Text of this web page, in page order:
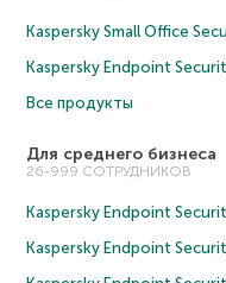
Kaspersky Small Office
Kaspersky Endpoint
Все продукты
Для среднего бизнеса
26-999 СОТРУДНИКОВ
Kaspersky Endpoint
Kaspersky Endpoint